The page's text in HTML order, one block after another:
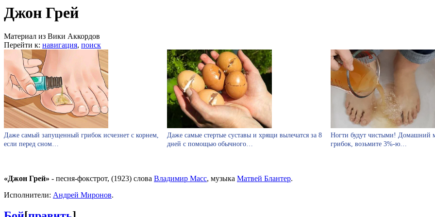
Джон Грей
Материал из Вики Аккордов
Перейти к: навигация, поиск
Даже самый запущенный грибок исчезнет с корнем,
если перед сном…
Даже самые стертые суставы и хрящи вылечатся за 8
дней с помощью обычного…
Ногти будут чистыми! Домашний
грибок, возьмите 3%-ю…
«Джон Грей» - песня-фокстрот, (1923) слова Владимир Масс, музыка Матвей Блантер.
Исполнители: Андрей Миронов.